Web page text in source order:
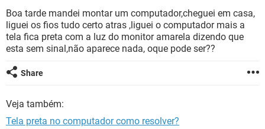
GUIA DE COMPRAS
INSTAGRAM GMAIL
GUIA DE COMPRAS
CELULAR FACEBOOK
OUTLOOK EXCEL
GMAIL
GUIA DE COMPRAS
Boa tarde mandei montar um computador,cheguei em casa,
liguei os fios tudo certo atras ,liguei o computador mais a
tela fica preta com a luz do monitor amarela dizendo que
esta sem sinal,não aparece nada, oque pode ser??
Share
Veja também:
Tela preta no computador como resolver?